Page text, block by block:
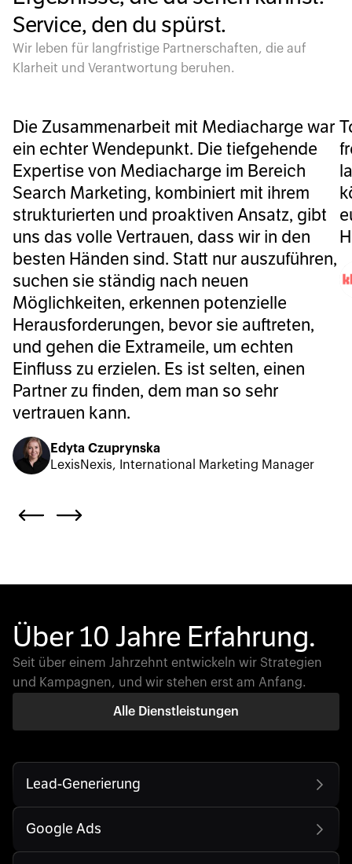
Service, den du spürst.
Wir leben für langfristige Partnerschaften, die auf
Klarheit und Verantwortung beruhen.
Die Zusammenarbeit mit Mediacharge war
ein echter Wendepunkt. Die tiefgehende
Expertise von Mediacharge im Bereich
Search Marketing, kombiniert mit ihrem
strukturierten und proaktiven Ansatz, gibt
uns das volle Vertrauen, dass wir in den
besten Händen sind. Statt nur auszuführen,
suchen sie ständig nach neuen
Möglichkeiten, erkennen potenzielle
Herausforderungen, bevor sie auftreten,
und gehen die Extrameile, um echten
Einfluss zu erzielen. Es ist selten, einen
Partner zu finden, dem man so sehr
vertrauen kann.
Edyta Czuprynska
LexisNexis, International Marketing Manager
Über 10 Jahre Erfahrung.
Seit über einem Jahrzehnt entwickeln wir Strategien
und Kampagnen, und wir stehen erst am Anfang.
Alle Dienstleistungen
Lead-Generierung
Google Ads